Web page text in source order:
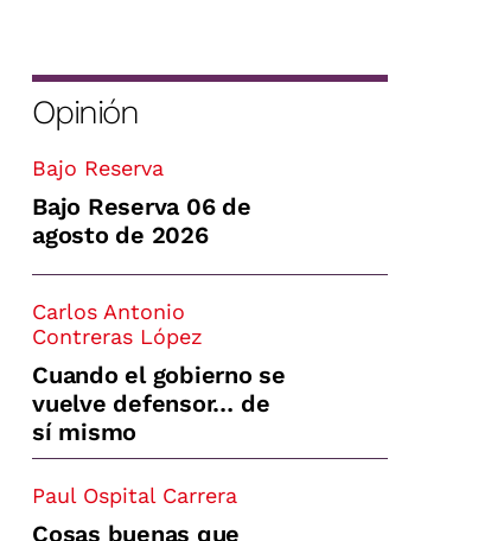
Opinión
Bajo Reserva
Bajo Reserva 06 de
agosto de 2026
Carlos Antonio
Contreras López
Cuando el gobierno se
vuelve defensor… de
sí mismo
Paul Ospital Carrera
Cosas buenas que